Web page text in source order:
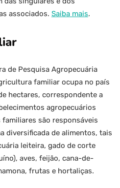
associados. Saiba mais.
de Pesquisa Agropecuária
familiar ocupa no país
hectares, correspondente a
agropecuários
são responsáveis
diversificada de alimentos, tais
leiteira, gado de corte
aves, feijão, cana-de-
frutas e hortaliças.